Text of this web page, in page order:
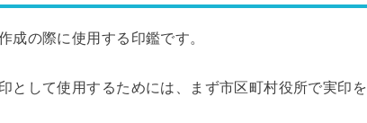
成の際に使用する印鑑です。
として使用するためには、まず市区町村役所で実印を